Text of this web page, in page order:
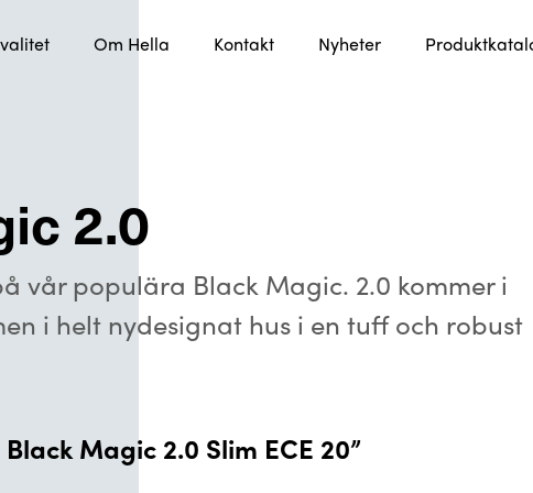
Om Hella Kontakt Nyheter
2.0
vår populära Black Magic. 2.0 kommer i
i helt nydesignat hus i en tuff och robust
Black Magic 2.0 Slim ECE 20”